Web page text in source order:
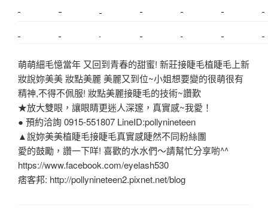
萌萌細毛憶當年 又回到青春的甜蜜! 新莊接睫毛植睫毛上新
妝說妳美美 妝點美麗 美麗又到位~小姐想要變的很萌很有
精神,不得不佩服! 妝點美麗接睫毛的技術~讚歎
★放大雙眼，讓眼睛更迷人深邃，真實感~我愛！
● 預約洽詢 0915-551807 LineID:pollynineteen
▲說妳美美植睫毛接睫毛真實感睫然不同粉絲團
愛的鼓勵，讚一下咩! 喜歡的水水們～請幫忙分享喲^^
https://www.facebook.com/eyelash530
痞客邦: http://pollynineteen2.pixnet.net/blog